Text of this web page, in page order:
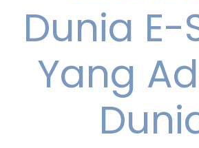
Dunia E-
Yang